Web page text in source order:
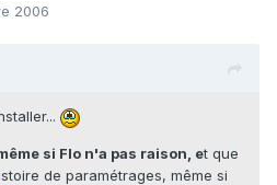
2006
si Flo n'a pas raison, et que
de paramétrages, même si